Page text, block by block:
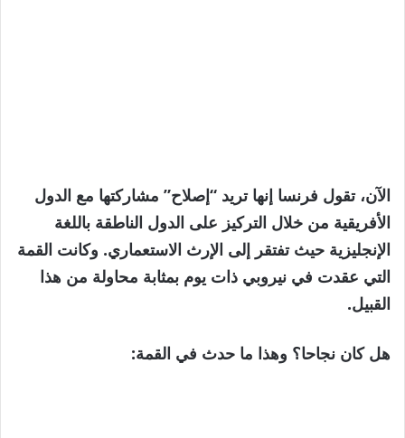
الآن، تقول فرنسا إنها تريد “إصلاح” مشاركتها مع الدول
الأفريقية من خلال التركيز على الدول الناطقة باللغة
الإنجليزية حيث تفتقر إلى الإرث الاستعماري. وكانت القمة
التي عقدت في نيروبي ذات يوم بمثابة محاولة من هذا
القبيل.
هل كان نجاحا؟ وهذا ما حدث في القمة: